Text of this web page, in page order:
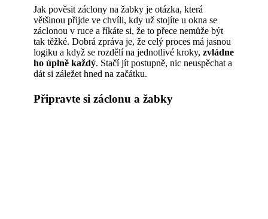
Jak pověsit záclony na žabky je otázka, která
většinou přijde ve chvíli, kdy už stojíte u okna se
záclonou v ruce a říkáte si, že to přece nemůže být
tak těžké. Dobrá zpráva je, že celý proces má jasnou
logiku a když se rozdělí na jednotlivé kroky, zvládne
ho úplně každý. Stačí jít postupně, nic neuspěchat a
dát si záležet hned na začátku.
Připravte si záclonu a žabky